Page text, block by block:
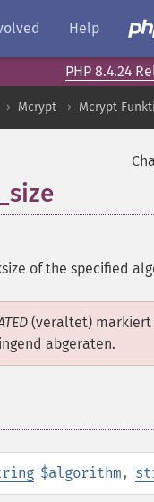
Help
PHP 8.4.24
Mcrypt Mcrypt
of the specified
(veraltet) markiert
abgeraten.
$algorithm,